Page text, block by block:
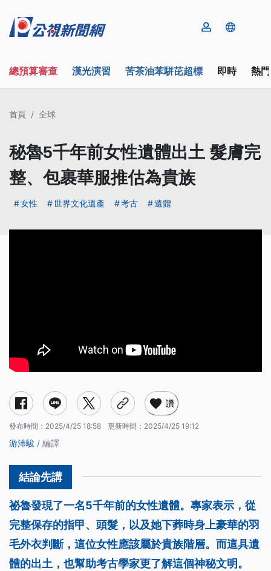
總預算審查 漢光演習 苦茶油苯駢芘超標 即時 熱
首頁 全球
秘魯5千年前女性遺體出土 髮膚完
整、包裹華服推估為貴族
女性 世界文化遺產 考古 遺體
讚
發布時間： 2025/4/25 18:58 更新時間： 2025/4/25 19:12
游沛駿 / 編譯
祕魯發現了一名5千年前的女性遺體。專家表示，從
完整保存的指甲、頭髮，以及她下葬時身上豪華的羽
毛外衣判斷，這位女性應該屬於貴族階層。而這具遺
體的出土，也幫助考古學家更了解這個神秘文明。